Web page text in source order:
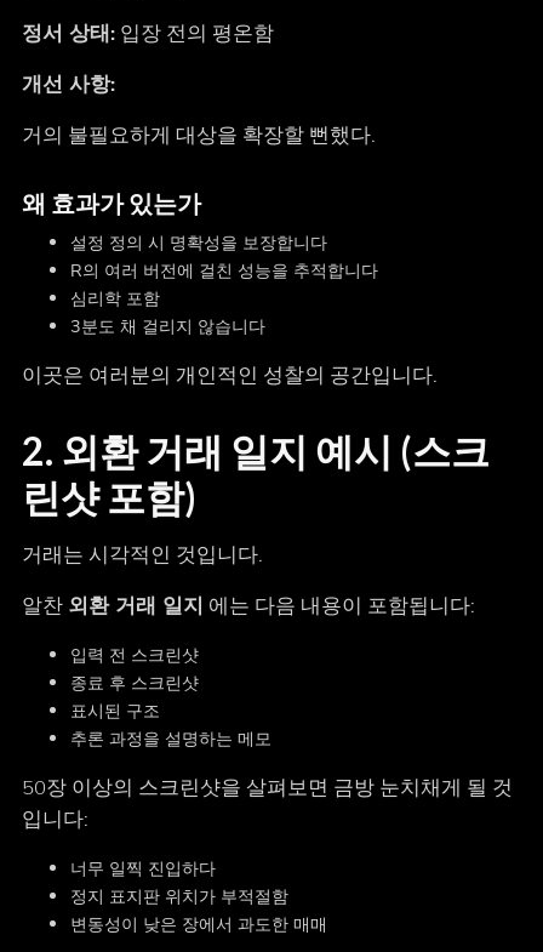
정서 상태:입장 전의 평온함
개선 사항:
거의 불필요하게 대상을 확장할 뻔했다.
왜 효과가 있는가
설정 정의 시 명확성을 보장합니다
R의 여러 버전에 걸친 성능을 추적합니다
심리학 포함
3분도 채 걸리지 않습니다
이곳은 여러분의 개인적인 성찰의 공간입니다.
2. 외환 거래 일지 예시 (스크
린샷 포함)
거래는 시각적인 것입니다.
알찬 외환 거래 일지 에는 다음 내용이 포함됩니다:
입력 전 스크린샷
종료 후 스크린샷
표시된 구조
추론 과정을 설명하는 메모
50장 이상의 스크린샷을 살펴보면 금방 눈치채게 될 것
입니다:
너무 일찍 진입하다
정지 표지판 위치가 부적절함
변동성이 낮은 장에서 과도한 매매